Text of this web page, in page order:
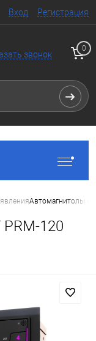
Вход Регистрация
звонок
0
Автомагнитолы и
PRM-120